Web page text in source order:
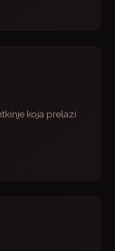
koja prelazi